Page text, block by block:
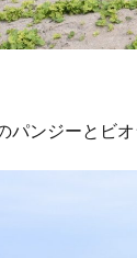
パンジーとビ